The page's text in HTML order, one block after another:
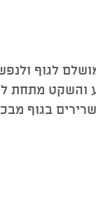
לגוף
והשקט מתחת
בגוף